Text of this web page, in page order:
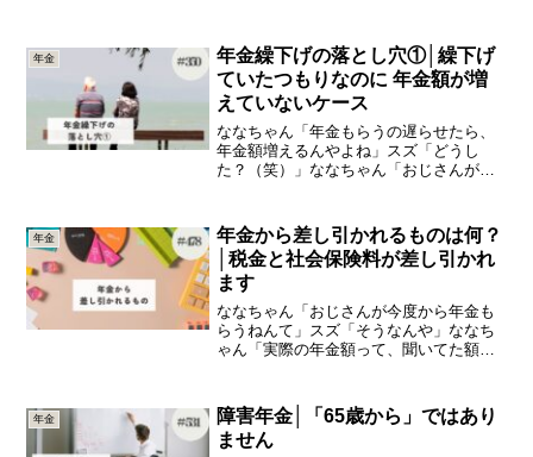
年金
年金繰下げの落とし穴①│繰下げ
ていたつもりなのに 年金額が増
えていないケース
ななちゃん「年金もらうの遅らせたら、
年金額増えるんやよね」スズ「どうし
た？（笑）」ななちゃん「おじさんが
ズ「なんでやろ」ななちゃん「おばさん
が亡くなってたから、やねんて...
年金
年金から差し引かれるものは何？
│税金と社会保険料が差し引かれ
ます
ななちゃん「おじさんが今度から年金も
らうねんて」スズ「そうなんや」ななち
ゃん「実際の年金額って、聞いてた額よ
気にしてたよ」今日は、「年金から差し
引かれるもの」の知識をひ...
年金
障害年金│「65歳から」ではあり
ません